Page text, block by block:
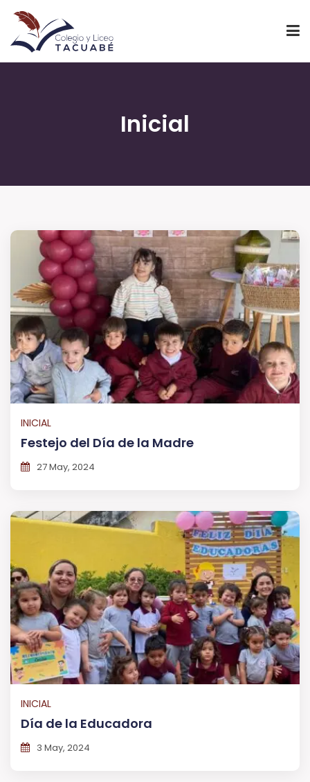
PROYECTO EDUCATIVO
NIVELES
INSTITUCIONAL
ADMINISTRACIÓN
Inicial
INICIAL
Festejo del Día de la Madre
27 May, 2024
INICIAL
Día de la Educadora
3 May, 2024